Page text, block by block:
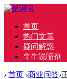
首页
热门文章
疑问解惑
牛牛说喷剂
› 首页 ›商业问答›